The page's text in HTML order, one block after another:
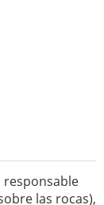
responsable
las rocas),